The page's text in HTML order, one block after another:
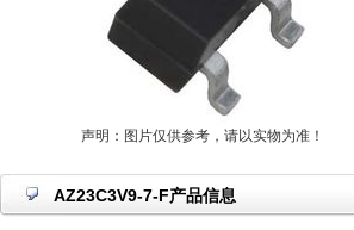
声明：图片仅供参考，请以实物为准！
AZ23C3V9-7-F产品信息